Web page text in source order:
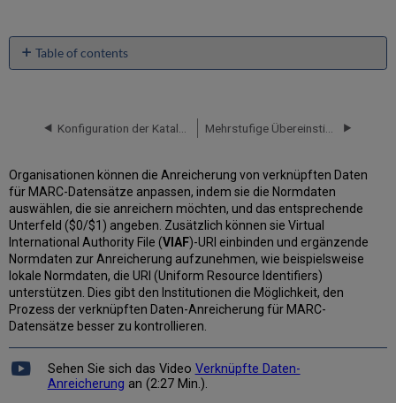
Table of contents
Anreicherung
Normdateien
Konfiguration
verknüpfter
Daten-
Anreicherung
für
Schlagwort-
Normdateien
Verknüpfte
offene
Daten
für
lokale
Organisationen können die Anreicherung von verknüpften Daten
für MARC-Datensätze anpassen, indem sie die Normdaten
auswählen, die sie anreichern möchten, und das entsprechende
Unterfeld ($0/$1) angeben. Zusätzlich können sie Virtual
International Authority File (VIAF)-URI einbinden und ergänzende
Normdaten zur Anreicherung aufzunehmen, wie beispielsweise
lokale Normdaten, die URI (Uniform Resource Identifiers)
unterstützen. Dies gibt den Institutionen die Möglichkeit, den
Prozess der verknüpften Daten-Anreicherung für MARC-
Datensätze besser zu kontrollieren.
Sehen Sie sich das Video Verknüpfte Daten-
Anreicherung an (2:27 Min.).